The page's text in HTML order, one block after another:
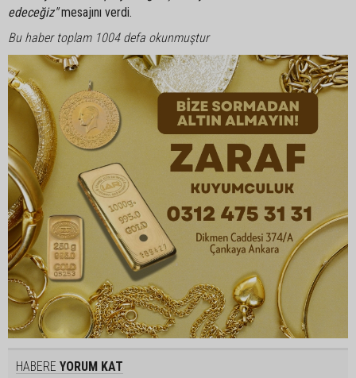
edeceğiz"mesajını verdi.
Bu haber toplam 1004 defa okunmuştur
HABERE YORUM KAT